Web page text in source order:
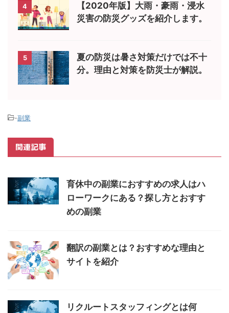
4
【2020年版】大雨・豪雨・浸水
災害の防災グッズを紹介します。
5
夏の防災は暑さ対策だけでは不十
分。理由と対策を防災士が解説。
-副業
関連記事
育休中の副業におすすめの求人はハ
ローワークにある？探し方とおすす
めの副業
翻訳の副業とは？おすすめな理由と
サイトを紹介
リクルートスタッフィングとは何